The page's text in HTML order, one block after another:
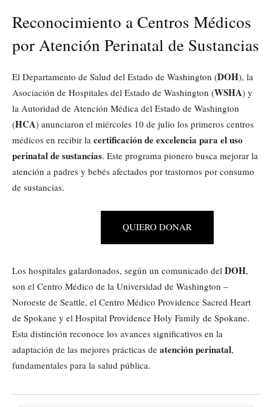
Reconocimiento a Centros Médicos
por Atención Perinatal de Sustancias
El Departamento de Salud del Estado de Washington (DOH), la
Asociación de Hospitales del Estado de Washington (WSHA) y
la Autoridad de Atención Médica del Estado de Washington
(HCA) anunciaron el miércoles 10 de julio los primeros centros
médicos en recibir la certificación de excelencia para el uso
perinatal de sustancias. Este programa pionero busca mejorar la
atención a padres y bebés afectados por trastornos por consumo
de sustancias.
QUIERO DONAR
Los hospitales galardonados, según un comunicado del DOH,
son el Centro Médico de la Universidad de Washington –
Noroeste de Seattle, el Centro Médico Providence Sacred Heart
de Spokane y el Hospital Providence Holy Family de Spokane.
Esta distinción reconoce los avances significativos en la
adaptación de las mejores prácticas de atención perinatal,
fundamentales para la salud pública.